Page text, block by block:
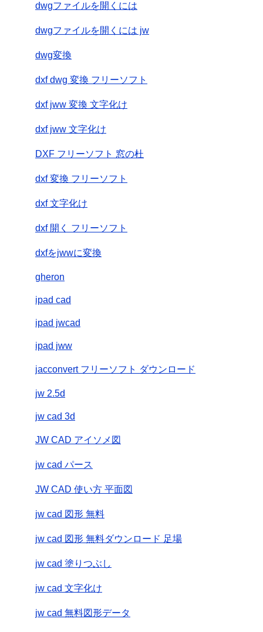
dwgファイルを開くには
dwgファイルを開くには jw
dwg変換
dxf dwg 変換 フリーソフト
dxf jww 変換 文字化け
dxf jww 文字化け
DXF フリーソフト 窓の杜
dxf 変換 フリーソフト
dxf 文字化け
dxf 開く フリーソフト
dxfをjwwに変換
gheron
ipad cad
ipad jwcad
ipad jww
jacconvert フリーソフト ダウンロード
jw 2.5d
jw cad 3d
JW CAD アイソメ図
jw cad パース
JW CAD 使い方 平面図
jw cad 図形 無料
jw cad 図形 無料ダウンロード 足場
jw cad 塗りつぶし
jw cad 文字化け
jw cad 無料図形データ